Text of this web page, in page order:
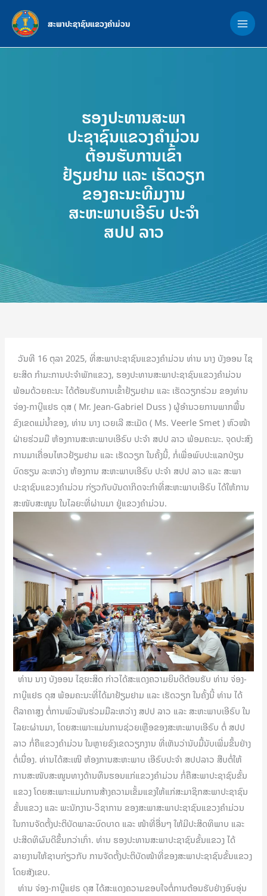
content
ສະພາປະຊາຊົນແຂວງຄຳມ່ວນ
ຮອງປະທານສະພາ
ປະຊາຊົນແຂວງຄຳມ່ວນ
ຕ້ອນຮັບການເຂົ້າ
ຢ້ຽມຢາມ ແລະ ເຮັດວຽກ
ຂອງຄະນະທີມງານ
ສະຫະພາບເອີຣົບ ປະຈຳ
ສປປ ລາວ
ວັນທີ 16 ຕຸລາ 2025, ທີ່ສະພາປະຊາຊົນແຂວງຄຳມ່ວນ ທ່ານ ນາງ ບັງອອນ ໄຊ
ຍະສິດ ກຳມະການປະຈຳພັກແຂວງ, ຮອງປະທານສະພາປະຊາຊົນແຂວງຄຳມ່ວນ
ພ້ອມດ້ວຍຄະນະ ໄດ້ຕ້ອນຮັບການເຂົ້າຢ້ຽມຢາມ ແລະ ເຮັດວຽກຮ່ວມ ຂອງທ່ານ
ຈ່ອງ-ກາບຼີແຢຣ ດຸສ ( Mr. Jean-Gabriel Duss ) ຜູ້ອຳນວຍການພາກພື້ນ
ຂົງເຂດແມ່ນໍ້າຂອງ, ທ່ານ ນາງ ເວຍເລີ ສະເມັດ ( Ms. Veerle Smet ) ຫົວໜ້າ
ຝ່າຍຮ່ວມມື ຫ້ອງການສະຫະພາບເອີຣົບ ປະຈຳ ສປປ ລາວ ພ້ອມຄະນະ. ຈຸດປະສົງ
ການມາເຄື່ອນໄຫວຢ້ຽມຢາມ ແລະ ເຮັດວຽກ ໃນຄັ້ງນີ້, ກໍ່ເພື່ອພົບປະແລກປ່ຽນ
ບົດຮຽນ ລະຫວ່າງ ຫ້ອງການ ສະຫະພາບເອີຣົບ ປະຈຳ ສປປ ລາວ ແລະ ສະພາ
ປະຊາຊົນແຂວງຄຳມ່ວນ ກ່ຽວກັບບັນດາກິດຈະກຳທີ່ສະຫະພາບເອີຣົບ ໄດ້ໃຫ້ການ
ສະໜັບສະໜູນ ໃນໄລຍະທີ່ຜ່ານມາ ຢູ່ແຂວງຄຳມ່ວນ.
ທ່ານ ນາງ ບັງອອນ ໄຊຍະສິດ ກ່າວໄດ້ສະແດງຄວາມຍິນດີຕ້ອນຮັບ ທ່ານ ຈ່ອງ-
ກາບຼີແຢຣ ດຸສ ພ້ອມຄະນະທີ່ໄດ້ມາຢ້ຽມຢາມ ແລະ ເຮັດວຽກ ໃນຄັ້ງນີ້ ທ່ານ ໄດ້
ຕີລາຄາສູງ ຕໍ່ການພົວພັນຮ່ວມມືລະຫວ່າງ ສປປ ລາວ ແລະ ສະຫະພາບເອີຣົບ ໃນ
ໄລຍະຜ່ານມາ, ໂດຍສະເພາະແມ່ນການຊ່ວຍເຫຼືອຂອງສະຫະພາບເອີຣົບ ຕໍ່ ສປປ
ລາວ ກໍ່ຄືແຂວງຄຳມ່ວນ ໃນຫຼາຍຂົງເຂດວຽກງານ ທີ່ເຫັນວ່ານັບມື້ນັບເພີ່ມຂຶ້ນຢ່າງ
ຕໍ່ເນື່ອງ. ທ່ານໄດ້ສະເໜີ ຫ້ອງການສະຫະພາບ ເອີຣົບປະຈຳ ສປປລາວ ສືບຕໍ່ໃຫ້
ການສະໜັບສະໜູນທາງດ້ານທຶນຮອນແກ່ແຂວງຄຳມ່ວນ ກໍ່ຄືສະພາປະຊາຊົນຂັ້ນ
ແຂວງ ໂດຍສະເພາະແມ່ນການສ້າງຄວາມເຂັ້ມແຂງໃຫ້ແກ່ສະມາຊິກສະພາປະຊາຊົນ
ຂັ້ນແຂວງ ແລະ ພະນັກງານ-ວິຊາການ ຂອງສະພາສະພາປະຊາຊົນແຂວງຄຳມ່ວນ
ໃນການຈັດຕັ້ງປະຕິບັດພາລະບົດບາດ ແລະ ໜ້າທີ່ອື່ນໆ ໃຫ້ມີປະສິດທິພາບ ແລະ
ປະສິດທິຜົນດີຂຶ້ນກວ່າເກົ່າ. ທ່ານ ຮອງປະທານສະພາປະຊາຊົນຂັ້ນແຂວງ ໄດ້
ລາຍງານໃຫ້ຊາບກ່ຽວກັບ ການຈັດຕັ້ງປະຕິບັດໜ້າທີ່ຂອງສະພາປະຊາຊົນຂັ້ນແຂວງ
ໂດຍສັງເຂບ.
ທ່ານ ຈ່ອງ-ກາບຼີແຢຣ ດຸສ ໄດ້ສະແດງຄວາມຂອບໃຈຕໍ່ການຕ້ອນຮັບຢ່າງອົບອຸ່ນ